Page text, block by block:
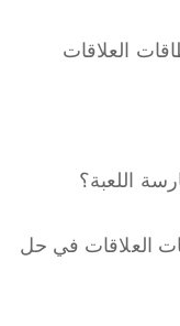
العلاقات
اللعبة؟
العلاقات في حل